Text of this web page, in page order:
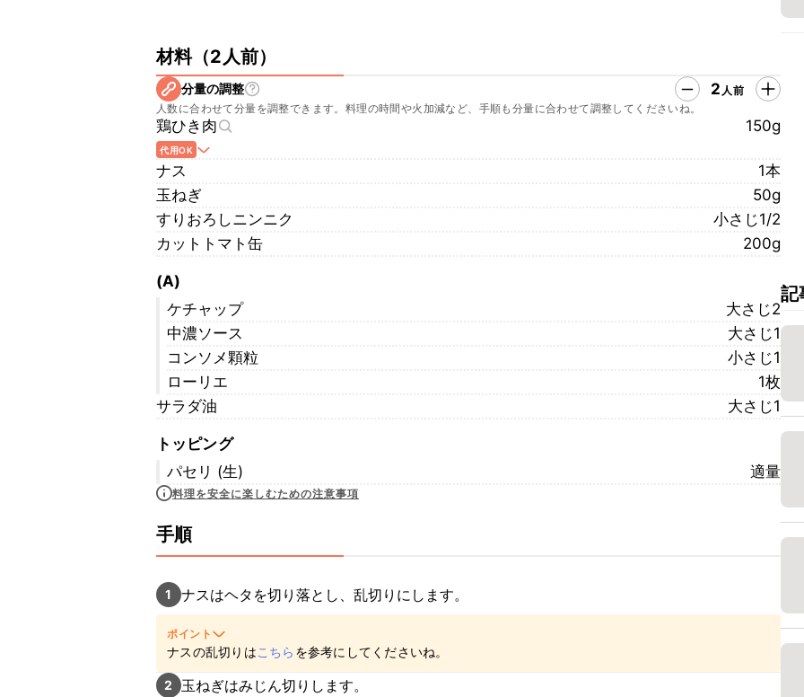
材料（2人前）
分量の調整 2 人前
人数に合わせて分量を調整できます。料理の時間や火加減など、手順も分量に合わせて調整してくださいね。
鶏ひき肉 150g
代用OK
ナス
1本
玉ねぎ
50g
すりおろしニンニク
小さじ1/2
カットトマト缶
200g
(A)
ケチャップ
大さじ2
中濃ソース
大さじ1
コンソメ顆粒
小さじ1
ローリエ
1枚
サラダ油
大さじ1
トッピング
パセリ (生)
適量
料理を安全に楽しむための注意事項
手順
1 ナスはヘタを切り落とし、乱切りにします。
ポイント
ナスの乱切りはこちら を参考にしてくださいね。
2 玉ねぎはみじん切りします。
記